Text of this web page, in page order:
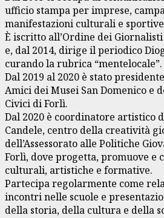
ufficio stampa per imprese,
manifestazioni culturali e
È iscritto all’Ordine dei
e, dal 2014, dirige il periodico
curando la rubrica “mentelocale”.
Dal 2019 al 2020 è stato
Amici dei Musei San Domenico e
Civici di Forlì.
Dal 2020 è coordinatore artistico
Candele, centro della creatività
dell’Assessorato alle Politiche
Forlì, dove progetta, promuove e
culturali, artistiche e formative.
Partecipa regolarmente come
incontri nelle scuole e
della storia, della cultura e della